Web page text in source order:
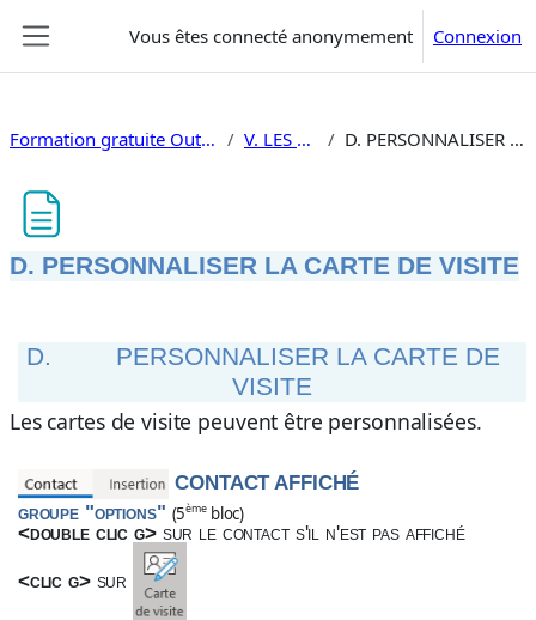
Vous êtes connecté anonymement Connexion
Formation gratuite Outlook 2019 utilisation V. LES CONTACTS D. PERSONNALISER LA CARTE DE VISITE
D. PERSONNALISER LA CARTE DE VISITE
D.
PERSONNALISER LA CARTE DE
VISITE
Les cartes de visite peuvent être personnalisées.
CONTACT AFFICHÉ
groupe "options" (5èmebloc)
<double clic g> sur le contact s'il n'est pas affiché
<clic g> sur